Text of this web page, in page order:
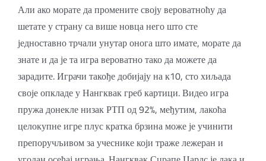
Али ако морате да промените своју вероватноћу да
шетате у страну са више новца него што сте
једноставно трчали унутар онога што имате, морате да
знате и да је та игра вероватно тако да можете да
зарадите. Играчи такође добијају на к10, сто хиљада
своје опкладе у Нангквак греб картици. Видео игра
пружа донекле низак РТП од 92%, међутим, лакоћа
целокупне игре плус кратка брзина може је учинити
препоручљивом за учеснике који траже лежеран и